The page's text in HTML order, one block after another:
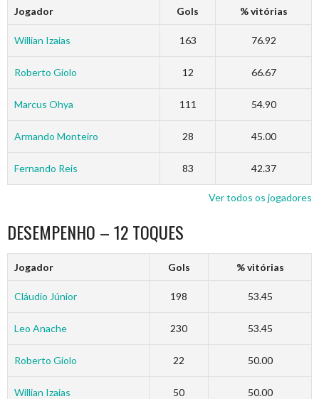
Jogador Gols % vitórias
Willian Izaias 163 76.92
Roberto Giolo 12 66.67
Marcus Ohya 111 54.90
Armando Monteiro 28 45.00
Fernando Reis 83 42.37
Ver todos os jogadores
DESEMPENHO – 12 TOQUES
Jogador Gols % vitórias
Cláudio Júnior 198 53.45
Leo Anache 230 53.45
Roberto Giolo 22 50.00
Willian Izaias 50 50.00